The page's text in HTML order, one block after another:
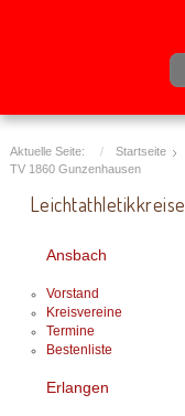
Aktuelle Seite: Startseite
TV 1860 Gunzenhausen
Leichtathletikkreise
Ansbach
Vorstand
Kreisvereine
Termine
Bestenliste
Erlangen